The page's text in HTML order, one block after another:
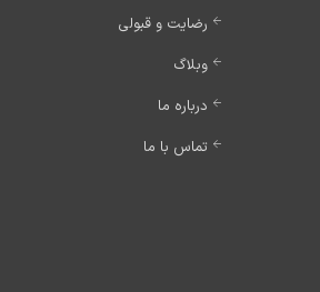
رضایت و قبولی
وبلاگ
درباره ما
تماس با ما